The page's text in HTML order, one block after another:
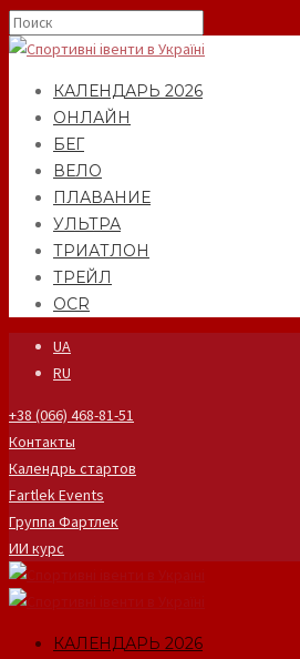
КАЛЕНДАРЬ 2026
ОНЛАЙН
БЕГ
ВЕЛО
ПЛАВАНИЕ
УЛЬТРА
ТРИАТЛОН
ТРЕЙЛ
OCR
UA
RU
+38 (066) 468-81-51
Контакты
Календрь стартов
Fartlek Events
Группа Фартлек
ИИ курс
КАЛЕНДАРЬ 2026